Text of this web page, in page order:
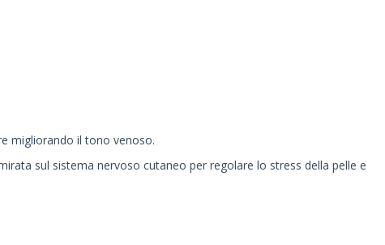
migliorando il tono venoso.
sul sistema nervoso cutaneo per regolare lo stress della pelle e